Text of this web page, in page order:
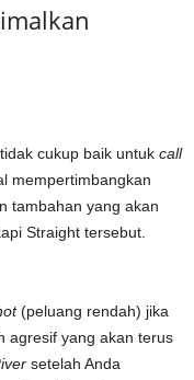
cukup baik untuk call
mempertimbangkan
tambahan yang akan
Straight tersebut.
(peluang rendah) jika
agresif yang akan terus
setelah Anda